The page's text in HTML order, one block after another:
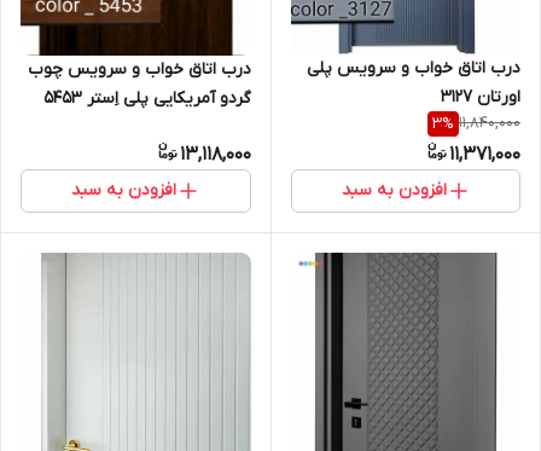
درب اتاق خواب و سرویس پلی
اورتان 3127
11,840,000
3%
11,371,000
افزودن به سبد
درب اتاق خواب و سرویس چوب
گردو آمریکایی پلی اِستر 5453
13,118,000
افزودن به سبد